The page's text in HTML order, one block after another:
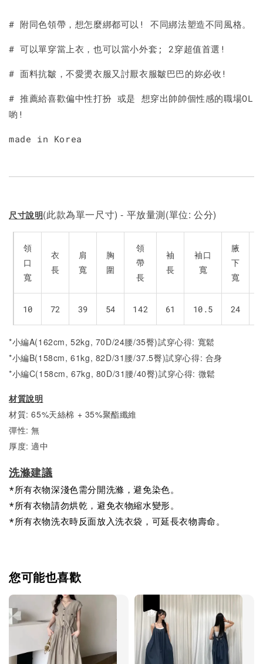
# 附同色領帶，想怎麼綁都可以! 不同綁法塑造不同風格。
# 可以單穿當上衣，也可以當小外套; 2穿超值首選!
# 面料抗皺，不愛燙衣服又討厭衣服皺巴巴的妳必收!
# 推薦給喜歡偏中性打扮 或是 想穿出帥帥個性感的職場OL
喲!
made in Korea
尺寸說明(此款為單一尺寸) - 平放量測(單位: 公分)
領
口
寬
衣
長
肩
寬
胸
圍
領
帶
長
袖
長
袖口
寬
腋
下
寬
10 72 39 54 142 61 10.5 24
*小編A(162cm, 52kg, 70D/24腰/35臀)試穿心得: 寬鬆
*小編B(158cm, 61kg, 82D/31腰/37.5臀)試穿心得: 合身
*小編C(158cm, 67kg, 80D/31腰/40臀)試穿心得: 微鬆
材質說明
材質: 65%天絲棉 + 35%聚酯纖維
彈性: 無
厚度: 適中
洗滌建議
*所有衣物深淺色需分開洗滌，避免染色。
*所有衣物請勿烘乾，避免衣物縮水變形。
*所有衣物洗衣時反面放入洗衣袋，可延長衣物壽命。
您可能也喜歡